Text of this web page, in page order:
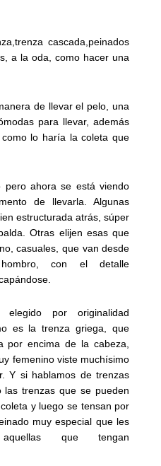
de llevar el pelo, una
para llevar, además
lo haría la coleta que
pero ahora se está viendo
de llevarla. Algunas
estructurada atrás, súper
Otras elijen esas que
casuales, que van desde
con el detalle
por originalidad
es la trenza griega, que
encima de la cabeza,
femenino viste muchísimo
Y si hablamos de trenzas
trenzas que se pueden
y luego se tensan por
muy especial que les
que tengan